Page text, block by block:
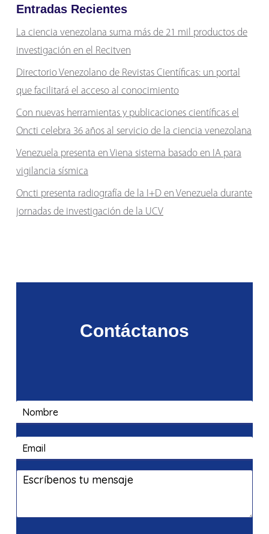
Entradas Recientes
La ciencia venezolana suma más de 21 mil productos de
investigación en el Recitven
Directorio Venezolano de Revistas Científicas: un portal
que facilitará el acceso al conocimiento
Con nuevas herramientas y publicaciones científicas el
Oncti celebra 36 años al servicio de la ciencia venezolana
Venezuela presenta en Viena sistema basado en IA para
vigilancia sísmica
Oncti presenta radiografía de la I+D en Venezuela durante
jornadas de investigación de la UCV
Contáctanos